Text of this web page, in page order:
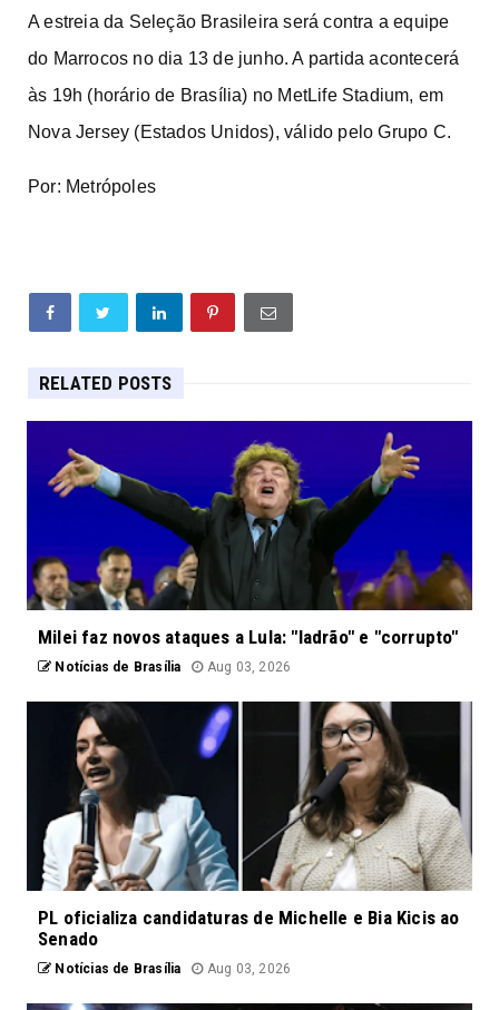
A estreia da Seleção Brasileira será contra a equipe
do Marrocos no dia 13 de junho. A partida acontecerá
às 19h (horário de Brasília) no MetLife Stadium, em
Nova Jersey (Estados Unidos), válido pelo Grupo C.
Por: Metrópoles
RELATED POSTS
Milei faz novos ataques a Lula: "ladrão" e "corrupto"
Notícias de Brasília Aug 03, 2026
PL oficializa candidaturas de Michelle e Bia Kicis ao
Senado
Notícias de Brasília Aug 03, 2026